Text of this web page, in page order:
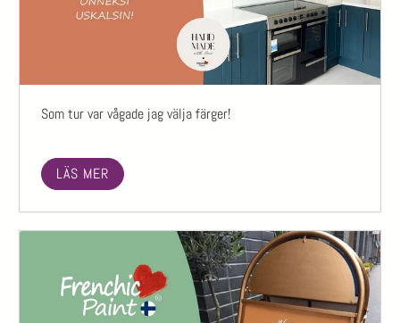
Som tur var vågade jag välja färger!
LÄS MER